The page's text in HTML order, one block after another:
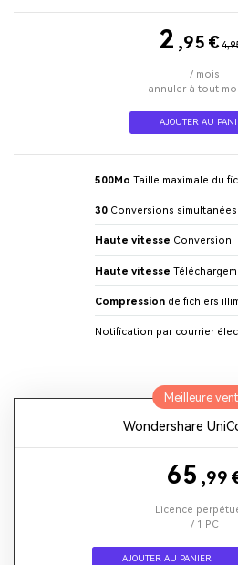
2 ,95 €
/ mois
annuler à tout
AJOUTER AU
500Mo Taille maximale du
30 Conversions simultanées
Haute vitesse Conversion
Haute vitesse
Compression de fichiers
Notification par courrier
Meilleure
Wondershare
65 ,99
Licence
/ 1 PC
AJOUTER AU PANIER